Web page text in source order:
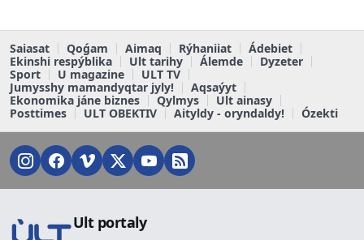
Saiasat Qoǵam Aimaq Rýhaniiat
Ádebiet
Ekinshi respýblika
Ult tarihy Álemde
Dyzeter
Sport
U magazine
ULT TV
Jumysshy mamandyqtar jyly!
Aqsaýyt
Ekonomika jáne biznes
Qylmys
Ult ainasy
Posttimes
ULT OBEKTIV Aityldy - oryndaldy! Ózekti
Ult portaly